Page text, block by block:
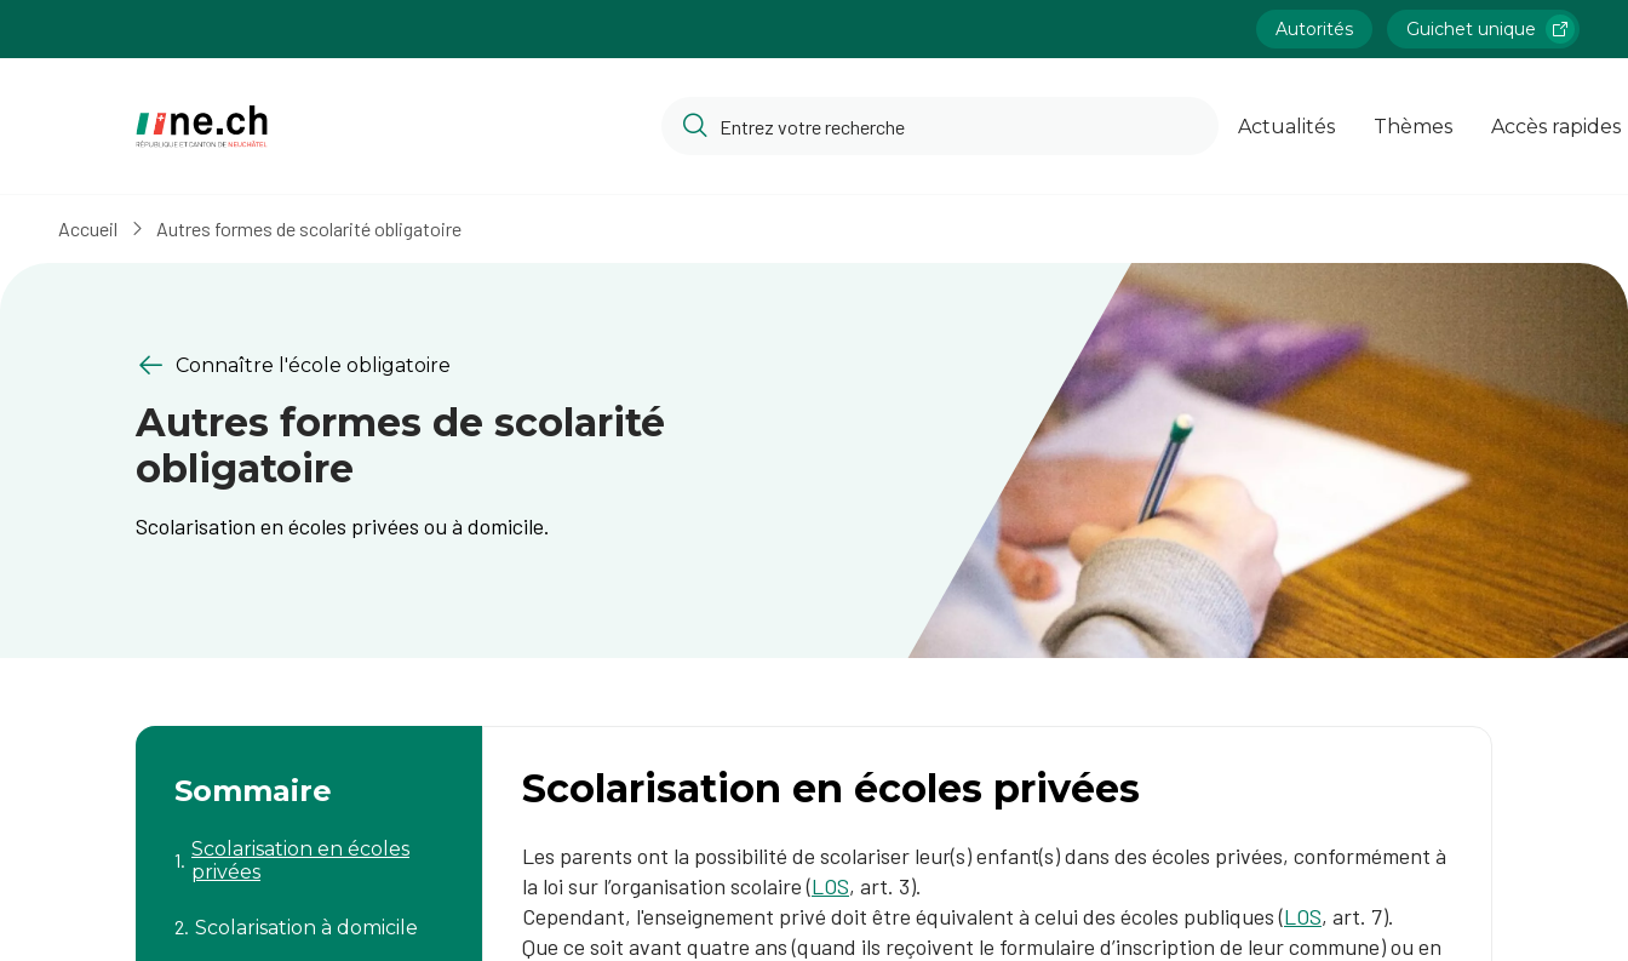
Autorités Guichet unique
Actualités Thèmes Accès rapides
Accueil Autres formes de scolarité obligatoire
Connaître l'école obligatoire
Autres formes de scolarité
obligatoire
Scolarisation en écoles privées ou à domicile.
Sommaire
Scolarisation en écoles
privées
Scolarisation à domicile
Scolarisation en écoles privées
Les parents ont la possibilité de scolariser leur(s) enfant(s) dans des écoles privées, conformément à
la loi sur l’organisation scolaire (LOS, art. 3).
Cependant, l'enseignement privé doit être équivalent à celui des écoles publiques (LOS, art. 7).
Que ce soit avant quatre ans (quand ils reçoivent le formulaire d’inscription de leur commune) ou en